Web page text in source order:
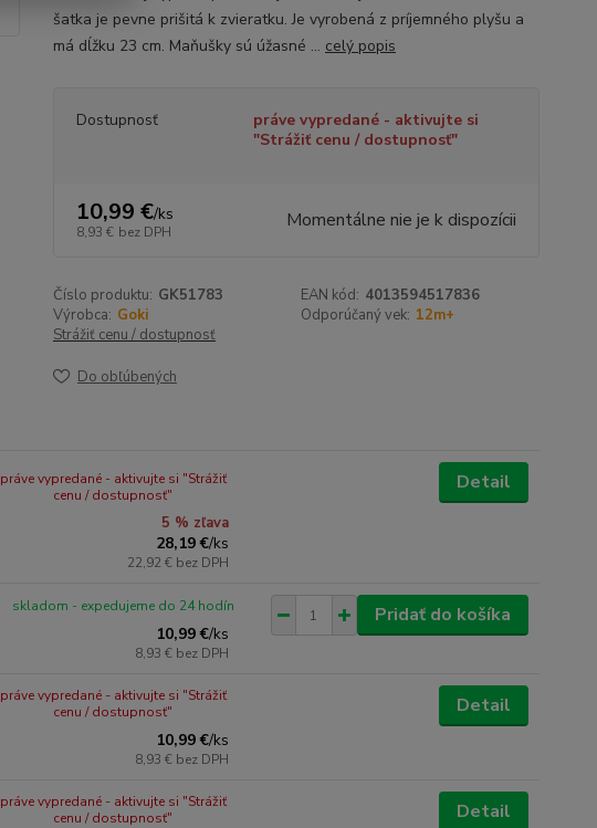
šatka je pevne prišitá k zvieratku. Je vyrobená z príjemného plyšu a
má dĺžku 23 cm. Maňušky sú úžasné ... celý popis
Dostupnosť
práve vypredané - aktivujte si
"Strážiť cenu / dostupnosť"
10,99 €/ks
8,93 € bez DPH Momentálne nie je k dispozícii
Číslo produktu: GK51783 EAN kód: 4013594517836
Výrobca: Goki Odporúčaný vek: 12m+
Strážiť cenu / dostupnosť
Do obľúbených
5 % zľava
28,19 €/ks
22,92 € bez DPH
práve vypredané - aktivujte si "Strážiť
cenu / dostupnosť"
Detail
10,99 €/ks
8,93 € bez DPH
skladom - expedujeme do 24 hodín Pridať do košíka
10,99 €/ks
8,93 € bez DPH
práve vypredané - aktivujte si "Strážiť
cenu / dostupnosť"
Detail
práve vypredané - aktivujte si "Strážiť
cenu / dostupnosť"
Detail